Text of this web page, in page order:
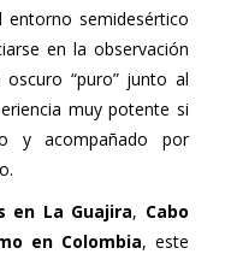
semidesértico
en la observación
“puro” junto al
muy potente si
y acompañado por
en La Guajira, Cabo
en Colombia, este